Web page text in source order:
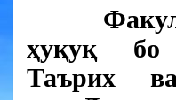
ҳуқуқ бо
Таърих